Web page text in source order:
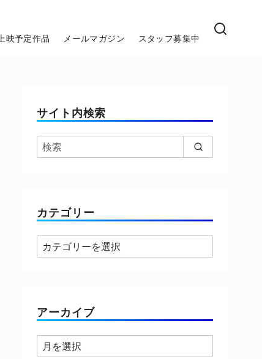
上映予定作品 メールマガジン スタッフ募集中
サイト内検索
カテゴリー
カ
テ
ー
アーカイブ
ア